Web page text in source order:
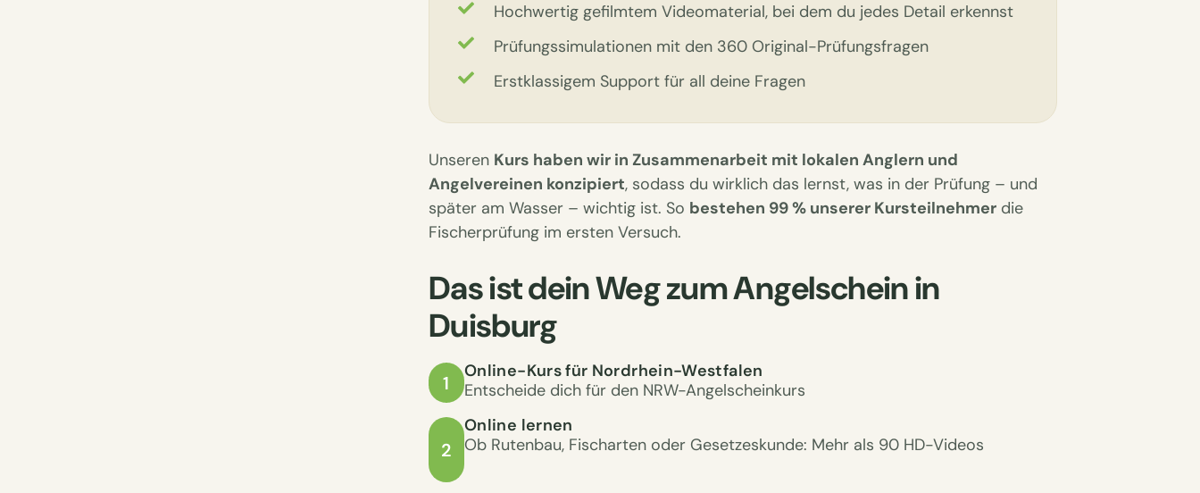
Hochwertig gefilmtem Videomaterial, bei dem du jedes Detail erkennst
Prüfungssimulationen mit den 360 Original-Prüfungsfragen
Erstklassigem Support für all deine Fragen
Unseren Kurs haben wir in Zusammenarbeit mit lokalen Anglern und
Angelvereinen konzipiert, sodass du wirklich das lernst, was in der Prüfung – und
später am Wasser – wichtig ist. So bestehen 99 % unserer Kursteilnehmer die
Fischerprüfung im ersten Versuch.
Das ist dein Weg zum Angelschein in
Duisburg
1
Online-Kurs für Nordrhein-Westfalen
Entscheide dich für den NRW-Angelscheinkurs
2
Online lernen
Ob Rutenbau, Fischarten oder Gesetzeskunde: Mehr als 90 HD-Videos